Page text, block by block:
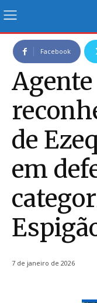
Facebook
de
em
7 de janeiro de 2026